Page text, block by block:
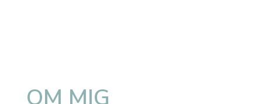
OM MIG